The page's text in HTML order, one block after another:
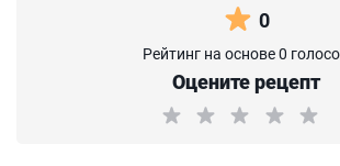
0
Рейтинг на основе 0
Оцените рецепт